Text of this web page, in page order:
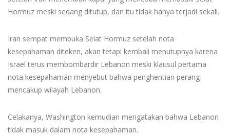
Hormuz meski sedang ditutup, dan itu tidak hanya terjadi sekali.
Iran sempat membuka Selat Hormuz setelah nota
kesepahaman diteken, akan tetapi kembali menutupnya karena
Israel terus membombardir Lebanon meski klausul pertama
nota kesepahaman menyebut bahwa penghentian perang
mencakup wilayah Lebanon.
Celakanya, Washington kemudian mengatakan bahwa Lebanon
tidak masuk dalam nota kesepahaman.